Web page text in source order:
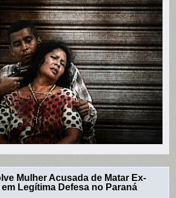
Mulher Acusada de Matar Ex-
Legítima Defesa no Paraná